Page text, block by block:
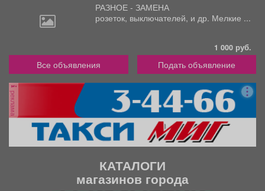
РАЗНОЕ - ЗАМЕНА
розеток, выключателей, и др. Мелкие ...
1 000 руб.
Все объявления Подать объявление
реклама
КАТАЛОГИ
магазинов города